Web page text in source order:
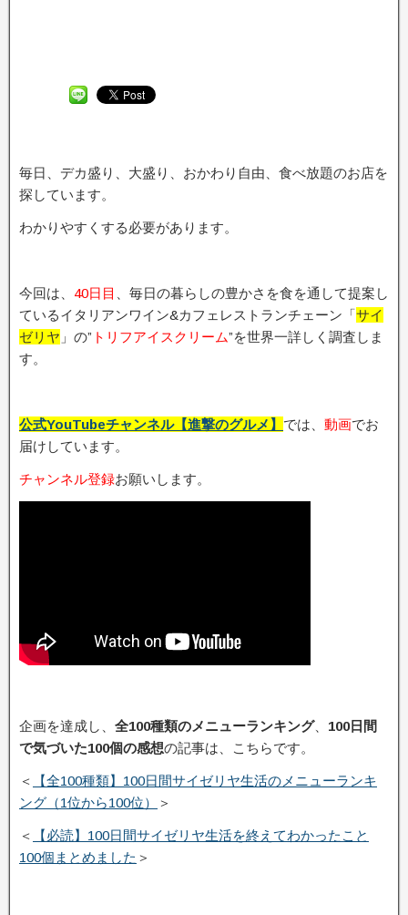
毎日、デカ盛り、大盛り、おかわり自由、食べ放題のお店を
探しています。
わかりやすくする必要があります。
今回は、 40日目
、毎日の暮らしの豊かさを食を通して提案し
ているイタリアンワイン&カフェレストランチェーン「サイ
ゼリヤ 」の” トリフアイスクリーム”を世界一詳しく調査しま
す。
公式YouTubeチャンネル【進撃のグルメ】 では、 動画でお
届けしています。
チャンネル登録お願いします。
企画を達成し、 全100種類のメニューランキング、 100日間
で気づいた100個の感想の記事は、こちらです。
＜
【全100種類】100日間サイゼリヤ生活のメニューランキ
ング（1位から100位）
＞
＜
【必読】100日間サイゼリヤ生活を終えてわかったこと
100個まとめました ＞